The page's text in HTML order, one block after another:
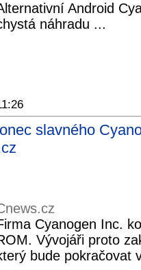
Android
náhradu ...
slavného
Cyanogen Inc.
Vývojáři proto
bude pokračovat